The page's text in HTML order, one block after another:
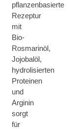
pflanzenbasierte
Rezeptur
mit
Bio-
Rosmarinöl,
Jojobalöl,
hydrolisierten
Proteinen
und
Arginin
sorgt
für